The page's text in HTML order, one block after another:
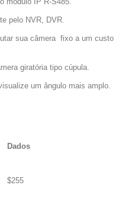
pelo NVR, DVR.
sua câmera fixo a um custo
giratória tipo cúpula.
um ângulo mais amplo.
Dados
$255